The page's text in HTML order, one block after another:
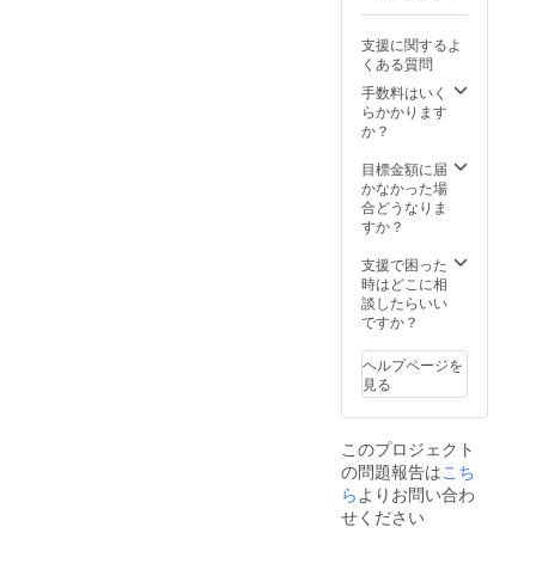
支援に関するよ
くある質問
手数料はいく
らかかります
か？
目標金額に届
かなかった場
合どうなりま
すか？
支援で困った
時はどこに相
談したらいい
ですか？
ヘルプページを
見る
このプロジェクト
の問題報告はこち
ら よりお問い合わ
せください